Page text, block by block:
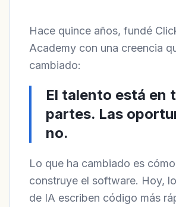
Hace quince años, fundé
Academy con una creencia
cambiado:
El talento está en
partes. Las
no.
Lo que ha cambiado es
construye el software. Hoy,
de IA escriben código más